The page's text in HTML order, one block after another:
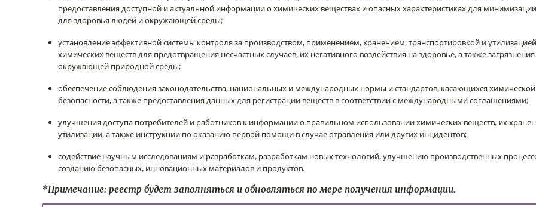
предоставления доступной и актуальной информации о химических веществах и опасных характеристиках для
для здоровья людей и окружающей среды;
установление эффективной системы контроля за производством, применением, хранением, транспортировкой и утилизацией
химических веществ для предотвращения несчастных случаев, их негативного воздействия на здоровье, а также
окружающей природной среды;
обеспечение соблюдения законодательства, национальных и международных нормы и стандартов, касающихся химической
безопасности, а также предоставления данных для регистрации веществ в соответствии с международными соглашениями;
улучшения доступа потребителей и работников к информации о правильном использовании химических веществ, их
утилизации, а также инструкции по оказанию первой помощи в случае отравления или других инцидентов;
содействие научным исследованиям и разработкам, разработкам новых технологий, улучшению производственных
созданию безопасных, инновационных материалов и продуктов.
*Примечание: реестр будет заполняться и обновляться по мере получения информации.